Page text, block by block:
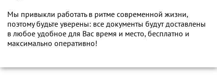
Мы привыкли работать в ритме современной жизни,
поэтому будьте уверены: все документы будут доставлены
в любое удобное для Вас время и место, бесплатно и
максимально оперативно!